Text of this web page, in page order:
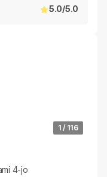
5.0/5.0
1 / 116
4-jo